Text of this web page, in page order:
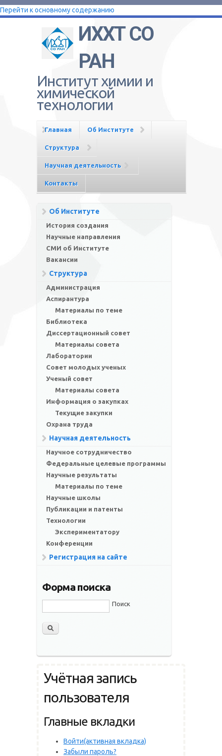
Перейти к основному содержанию
ИХХТ СО
РАН
Институт химии и
химической
технологии
Главная Об Институте
Структура
Научная деятельность
Контакты
Об Институте
История создания
Научные направления
СМИ об Институте
Вакансии
Структура
Администрация
Аспирантура
Материалы по теме
Библиотека
Диссертационный совет
Материалы совета
Лаборатории
Совет молодых ученых
Ученый совет
Материалы совета
Информация о закупках
Текущие закупки
Охрана труда
Научная деятельность
Научное сотрудничество
Федеральные целевые программы
Научные результаты
Материалы по теме
Научные школы
Публикации и патенты
Технологии
Экспериментатору
Конференции
Регистрация на сайте
Форма поиска
Поиск
Учётная запись
пользователя
Главные вкладки
Войти(активная вкладка)
Забыли пароль?